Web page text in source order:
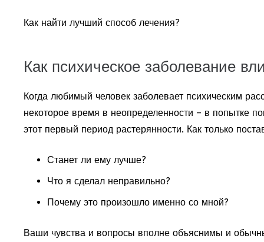
Как найти лучший способ лечения?
Как психическое заболевание
Когда любимый человек заболевает психическим
некоторое время в неопределенности – в попытке
этот первый период растерянности. Как только
Станет ли ему лучше?
Что я сделал неправильно?
Почему это произошло именно со мной?
Ваши чувства и вопросы вполне объяснимы и